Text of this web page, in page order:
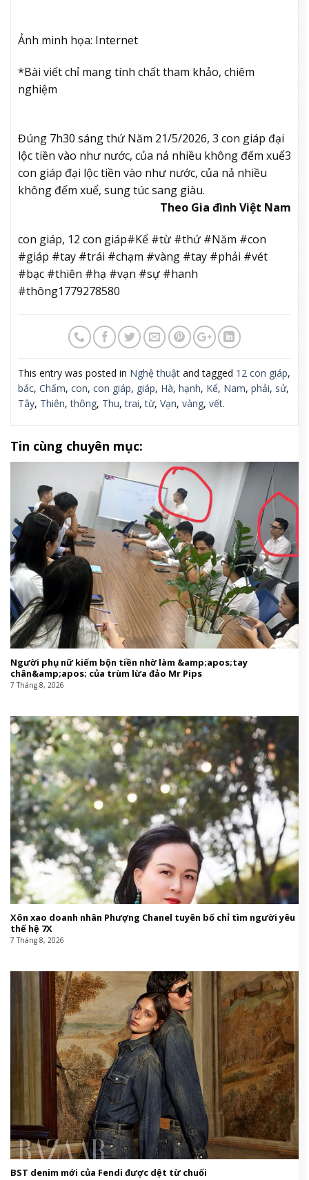
Ảnh minh họa: Internet
*Bài viết chỉ mang tính chất tham khảo, chiêm
nghiệm
Đúng 7h30 sáng thứ Năm 21/5/2026, 3 con giáp đại
lộc tiền vào như nước, của nả nhiều không đếm xuể3
con giáp đại lộc tiền vào như nước, của nả nhiều
không đếm xuể, sung túc sang giàu.
Theo Gia đình Việt Nam
con giáp, 12 con giáp#Kể #từ #thứ #Năm #con
#giáp #tay #trái #chạm #vàng #tay #phải #vét
#bạc #thiên #hạ #vạn #sự #hanh
#thông1779278580
This entry was posted in Nghệ thuật and tagged 12 con giáp,
bác, Chấm, con, con giáp, giáp, Hà, hạnh, Kể, Nam, phải, sử,
Tây, Thiên,thông, Thu,trai,từ, Vạn, vàng, vết.
Tin cùng chuyên mục:
Người phụ nữ kiếm bộn tiền nhờ làm &amp;apos;tay
chân&amp;apos; của trùm lừa đảo Mr Pips
7 Tháng 8, 2026
Xôn xao doanh nhân Phượng Chanel tuyên bố chỉ tìm người yêu
thế hệ 7X
7 Tháng 8, 2026
BST denim mới của Fendi được dệt từ chuối